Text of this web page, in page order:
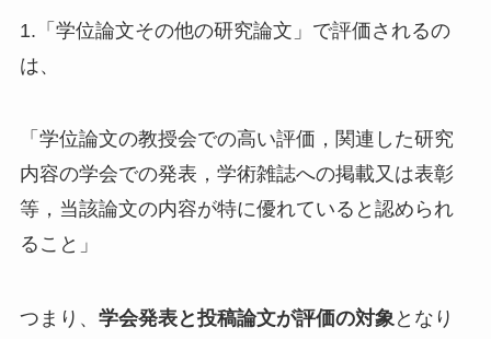
1.「学位論文その他の研究論文」で評価されるの
は、
「学位論文の教授会での高い評価，関連した研究
内容の学会での発表，学術雑誌への掲載又は表彰
等，当該論文の内容が特に優れていると認められ
ること」
つまり、 学会発表と投稿論文が評価の対象となり